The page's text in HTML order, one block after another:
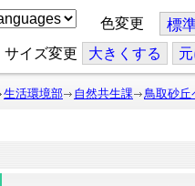
色変更 標
サイズ変更 大きくする 元
生活環境部 自然共生課 鳥取砂丘